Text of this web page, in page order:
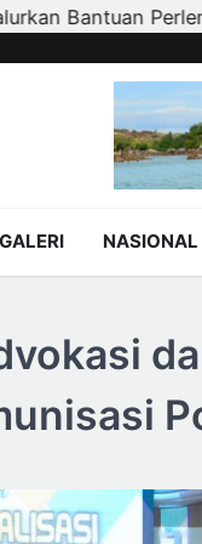
untuk 1.173 Siswa
GALERI NASIONAL